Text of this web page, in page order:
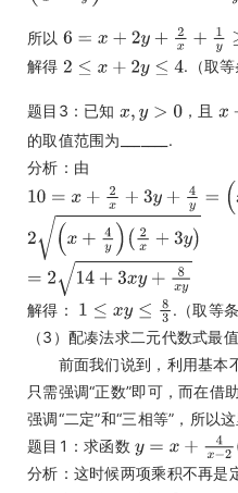
所以
解得
.（取等
题目3：已知 ，且
的取值范围为_______.
分析：由
解得：
.（取等
（3）配凑法求二元代数式最
前面我们说到，利用基本不
只需强调“正数”即可，而在借
强调“二定”和“三相等”，所以
题目1：求函数
分析：这时候两项乘积不再是